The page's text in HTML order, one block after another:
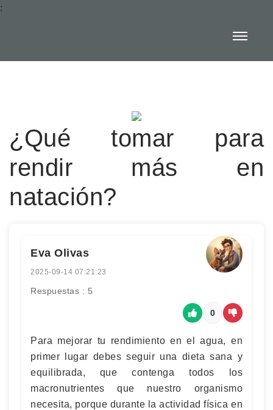
:
¿Qué tomar para
rendir más en
natación?
Eva Olivas
2025-09-14 07:21:23
Respuestas : 5
0
Para mejorar tu rendimiento en el agua, en
primer lugar debes seguir una dieta sana y
equilibrada, que contenga todos los
macronutrientes que nuestro organismo
necesita, porque durante la actividad física en